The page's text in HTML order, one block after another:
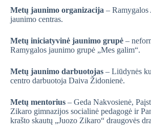
Metų jaunimo organizacija – Ramygalos
jaunimo centras.
Metų iniciatyvinė jaunimo grupė –
Ramygalos jaunimo grupė „Mes galim“.
Metų jaunimo darbuotojas – Liūdynės
centro darbuotoja Daiva Židonienė.
Metų mentorius – Geda Nakvosienė,
Zikaro gimnazijos socialinė pedagogė ir
krašto skautų „Juozo Zikaro“ draugovės